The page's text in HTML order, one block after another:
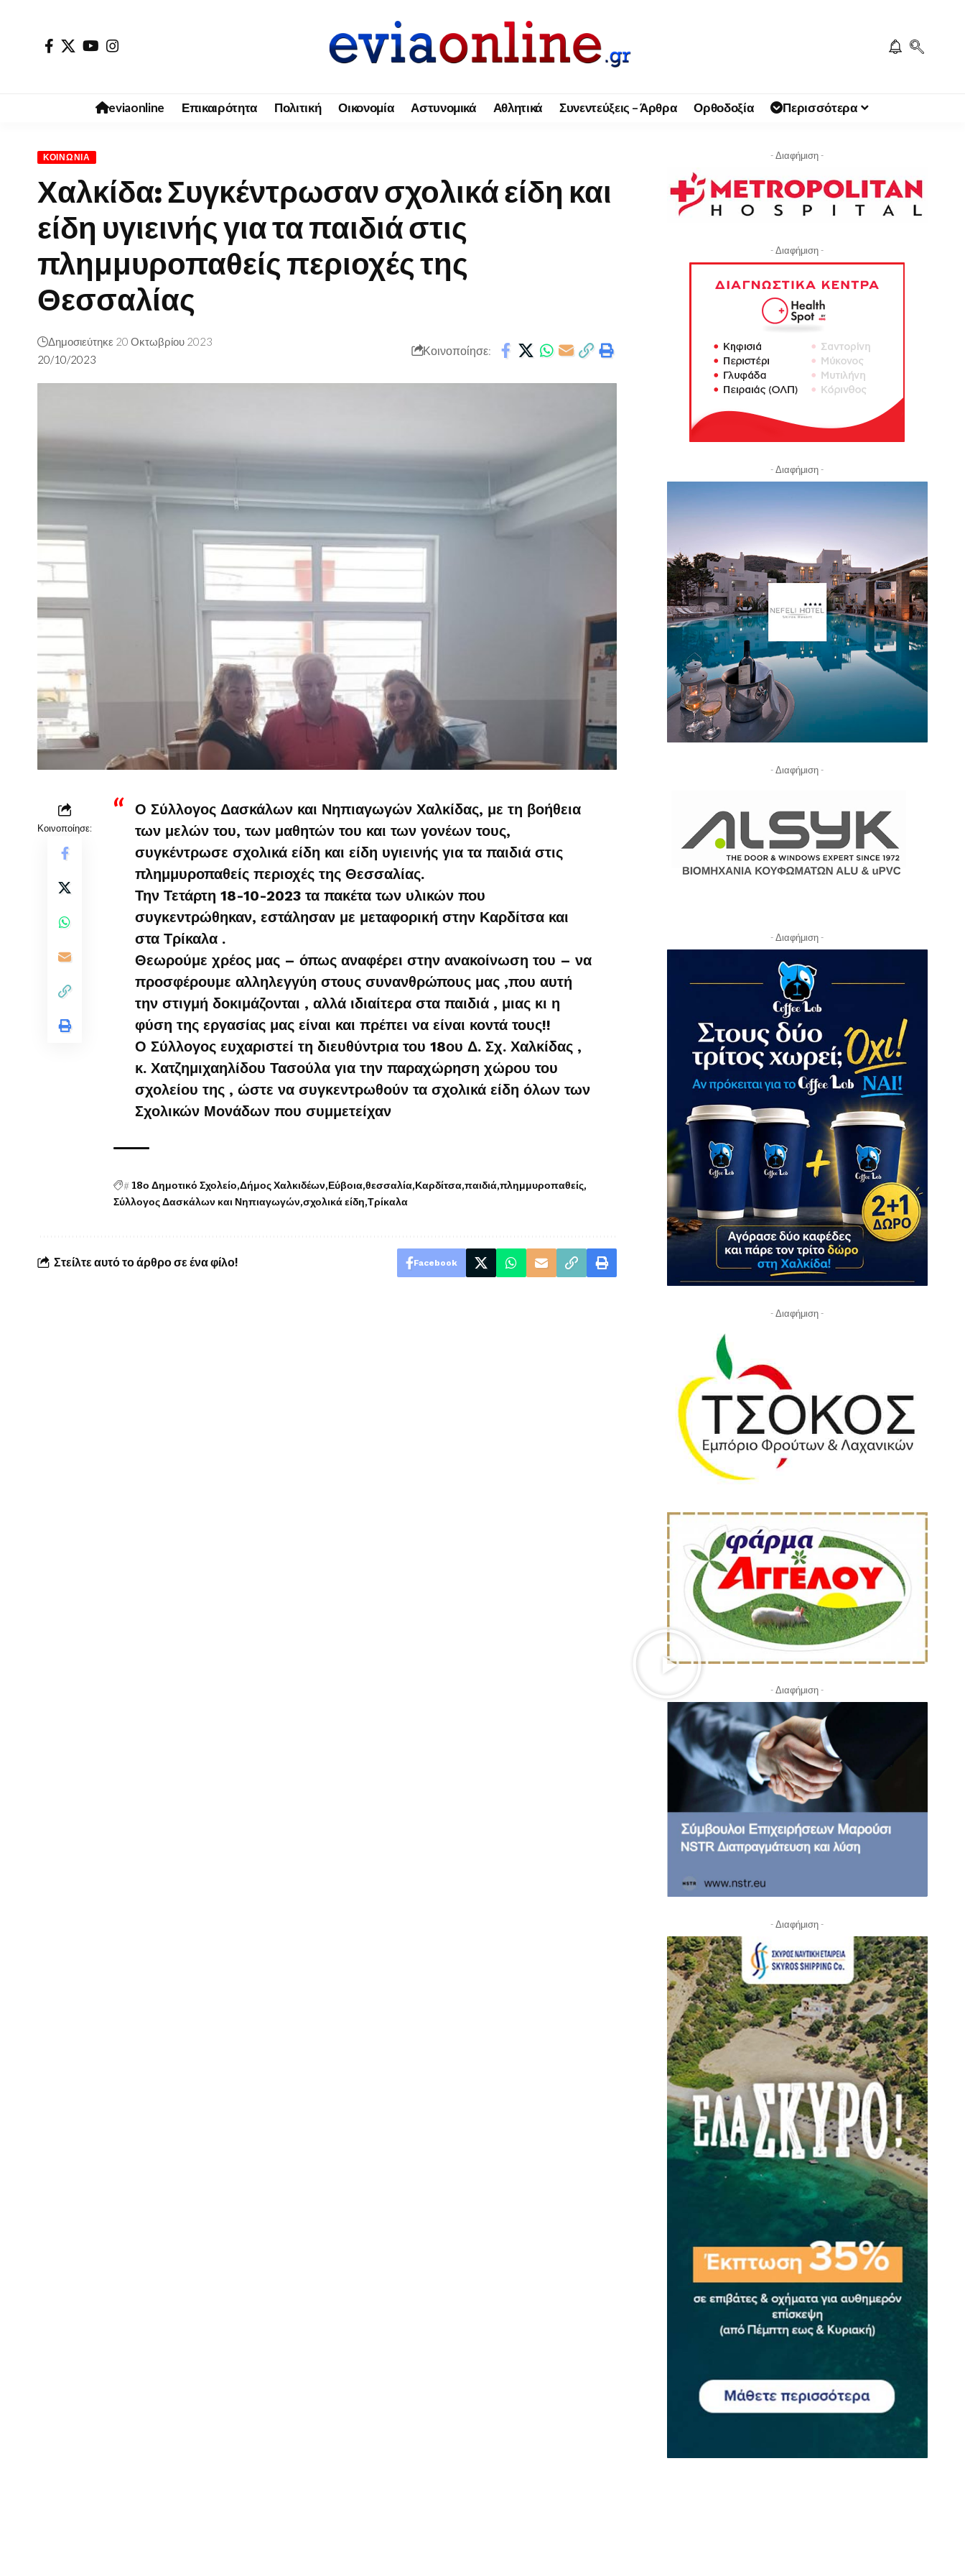
eviaonline Επικαιρότητα Πολιτική Οικονομία Αστυνομικά Αθλητικά Συνεντεύξεις – Άρθρα Ορθοδοξία Περισσότερα
ΚΟΙΝΩΝΊΑ
Χαλκίδα: Συγκέντρωσαν σχολικά είδη και
είδη υγιεινής για τα παιδιά στις
πλημμυροπαθείς περιοχές της
Θεσσαλίας
20/10/2023
Δημοσιεύτηκε 20 Οκτωβρίου 2023
Κοινοποίησε:
Κοινοποίησε:
Ο Σύλλογος Δασκάλων και Νηπιαγωγών Χαλκίδας, με τη βοήθεια
των μελών του, των μαθητών του και των γονέων τους,
συγκέντρωσε σχολικά είδη και είδη υγιεινής για τα παιδιά στις
πλημμυροπαθείς περιοχές της Θεσσαλίας.
Την Τετάρτη 18-10-2023 τα πακέτα των υλικών που
συγκεντρώθηκαν, εστάλησαν με μεταφορική στην Καρδίτσα και
στα Τρίκαλα .
Θεωρούμε χρέος μας – όπως αναφέρει στην ανακοίνωση του – να
προσφέρουμε αλληλεγγύη στους συνανθρώπους μας ,που αυτή
την στιγμή δοκιμάζονται , αλλά ιδιαίτερα στα παιδιά , μιας κι η
φύση της εργασίας μας είναι και πρέπει να είναι κοντά τους!!
Ο Σύλλογος ευχαριστεί τη διευθύντρια του 18ου Δ. Σχ. Χαλκίδας ,
κ. Χατζημιχαηλίδου Τασούλα για την παραχώρηση χώρου του
σχολείου της , ώστε να συγκεντρωθούν τα σχολικά είδη όλων των
Σχολικών Μονάδων που συμμετείχαν
#18ο Δημοτικό Σχολείο Δήμος Χαλκιδέων Εύβοια θεσσαλία Καρδίτσα παιδιά πλημμυροπαθείς
Σύλλογος Δασκάλων και Νηπιαγωγών σχολικά είδη Τρίκαλα
Στείλτε αυτό το άρθρο σε ένα φίλο! Facebook
- Διαφήμιση -
- Διαφήμιση -
- Διαφήμιση -
- Διαφήμιση -
- Διαφήμιση -
- Διαφήμιση -
- Διαφήμιση -
- Διαφήμιση -